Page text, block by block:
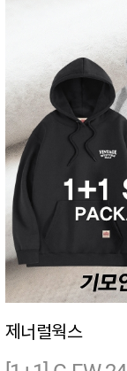
제너럴웍스